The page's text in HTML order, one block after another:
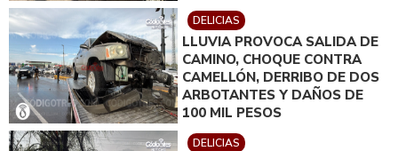
DELICIAS
LLUVIA PROVOCA SALIDA DE
CAMINO, CHOQUE CONTRA
CAMELLÓN, DERRIBO DE DOS
ARBOTANTES Y DAÑOS DE
100 MIL PESOS
DELICIAS